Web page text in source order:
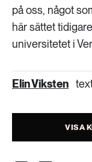
på oss, något
här sättet
universitetet i
Elin Viksten
VISA